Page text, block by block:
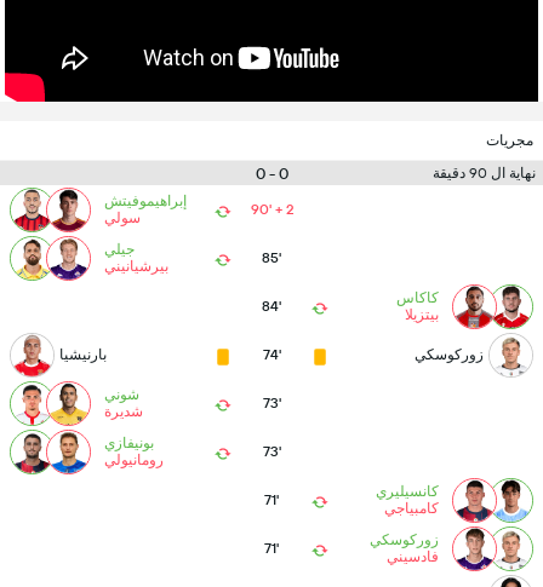
مجريات
نهاية ال 90 دقيقة
0 - 0
90' + 2
إبراهيموفيتش
سولي
85'
جيلي
بيرشيانيني
كاكاس
بيتزيلا
84'
زوركوسكي 74' بارنيشيا
73'
شوني
شديرة
73'
بونيفازي
رومانيولي
كانسيليري
كامبياجي
71'
زوركوسكي
فادسيني
71'